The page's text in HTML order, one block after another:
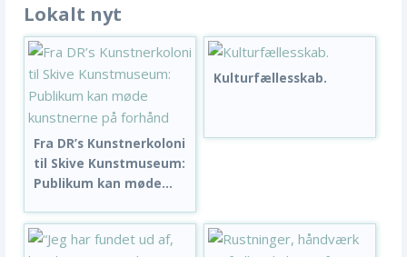
Lokalt nyt
Fra DR’s Kunstnerkoloni
til Skive Kunstmuseum:
Publikum kan møde...
Kulturfællesskab.